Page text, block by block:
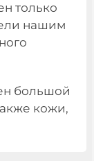
только
нашим
большой
кожи,